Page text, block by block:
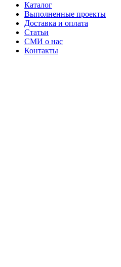
Каталог
Выполненные проекты
Доставка и оплата
Статьи
СМИ о нас
Контакты